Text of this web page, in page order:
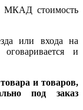
МКАД стоимость
или входа на
и
и товаров,
под заказ